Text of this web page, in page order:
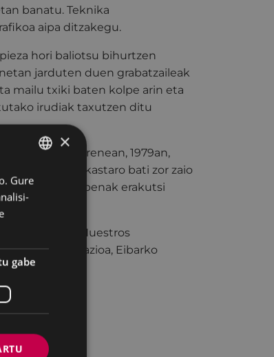
banatu. Teknika
aipa ditzakegu.
hori baliotsu bihurtzen
jarduten duen grabatzaileak
mailu txiki baten kolpe arin eta
irudiak taxutzen ditu
Debabarrenean, 1979an,
emandako ikastaro bati zor zaio
hastapenak erakutsi
en Eibar. Nuestros
informazioa, Eibarko
BASQUE
SPANISH
×
Gure
gabe